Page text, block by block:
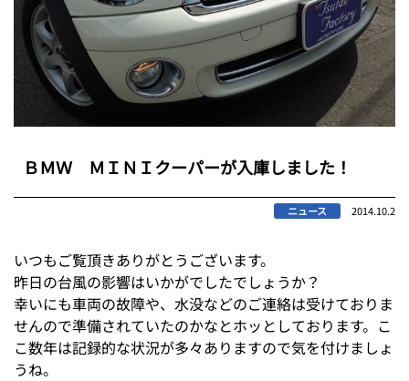
ＢＭＷ ＭＩＮＩクーパーが入庫しました！
ニュース 2014.10.2
いつもご覧頂きありがとうございます。
昨日の台風の影響はいかがでしたでしょうか？
幸いにも車両の故障や、水没などのご連絡は受けておりま
せんので準備されていたのかなとホッとしております。こ
こ数年は記録的な状況が多々ありますので気を付けましょ
うね。